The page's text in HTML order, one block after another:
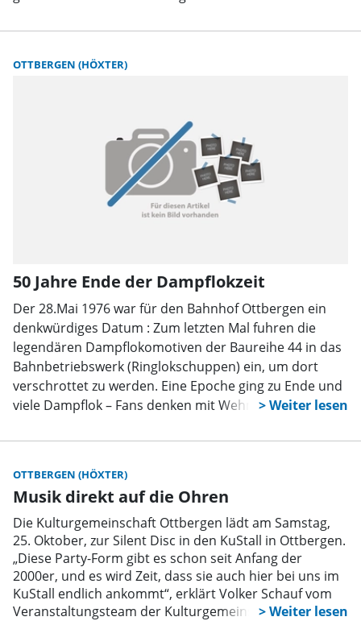
OTTBERGEN (HÖXTER)
50 Jahre Ende der Dampflokzeit
Der 28.Mai 1976 war für den Bahnhof Ottbergen ein
denkwürdiges Datum : Zum letzten Mal fuhren die
legendären Dampflokomotiven der Baureihe 44 in das
Bahnbetriebswerk (Ringlokschuppen) ein, um dort
verschrottet zu werden. Eine Epoche ging zu Ende und
viele Dampflok – Fans denken mit Wehmut daran.
OTTBERGEN (HÖXTER)
Musik direkt auf die Ohren
Die Kulturgemeinschaft Ottbergen lädt am Samstag,
25. Oktober, zur Silent Disc in den KuStall in Ottbergen.
„Diese Party-Form gibt es schon seit Anfang der
2000er, und es wird Zeit, dass sie auch hier bei uns im
KuStall endlich ankommt“, erklärt Volker Schauf vom
Veranstaltungsteam der Kulturgemeinschaft.